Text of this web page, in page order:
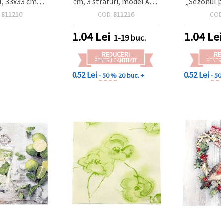
format
cu frunze
pastel, 1
811210
123 - 1 bucată
COD: 811216
1.04Lei 1-19 buc.
REDUCERI
PENTRU CANTITATE
0.52 Lei- 50 % 20 buc. +
de
hobby
1.04Lei
0.52 Lei-